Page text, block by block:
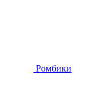
Ромбики